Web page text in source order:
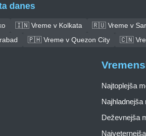
danes
🇮🇳 Vreme v Kolkata 🇷🇺 Vreme v
🇵🇭 Vreme v Quezon City 🇨🇳
Najtoplejša
Najhladnejša
Deževnejša